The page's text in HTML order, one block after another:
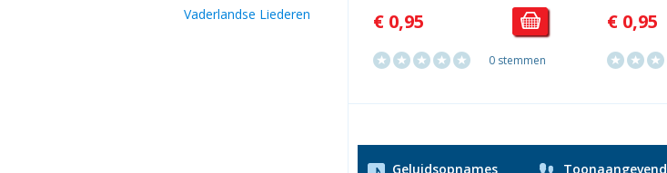
Vaderlandse Liederen
€ 0,95
0 stemmen
€ 0,95
Geluidsopnames Toonaangevend